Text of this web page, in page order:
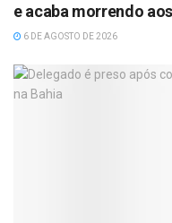
e acaba morrendo
6 DE AGOSTO DE 2026